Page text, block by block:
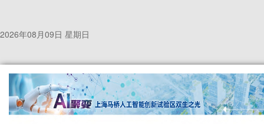
2026年08月09日 星期日